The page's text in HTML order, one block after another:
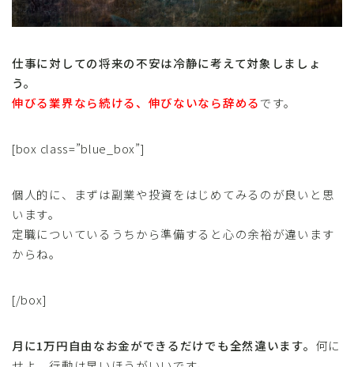
仕事に対しての将来の不安は冷静に考えて対象しましょ
う。
伸びる業界なら続ける、伸びないなら辞めるです。
[box class=”blue_box”]
個人的に、まずは副業や投資をはじめてみるのが良いと思
います。
定職についているうちから準備すると心の余裕が違います
からね。
[/box]
月に1万円自由なお金ができるだけでも全然違います。 何に